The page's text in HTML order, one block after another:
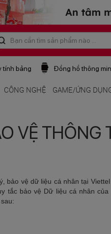
tính bảng Đồng hồ thông
CÔNG NGHỆ GAME/ỨNG
VỆ THÔNG
bảo vệ dữ liệu cá nhân tại
tắc bảo vệ Dữ liệu cá nhân